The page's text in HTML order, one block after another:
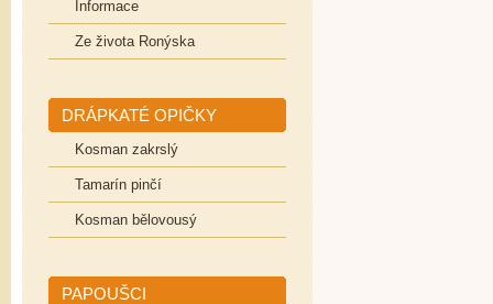
Informace
Ze života Ronýska
DRÁPKATÉ OPIČKY
Kosman zakrslý
Tamarín pinčí
Kosman bělovousý
PAPOUŠCI